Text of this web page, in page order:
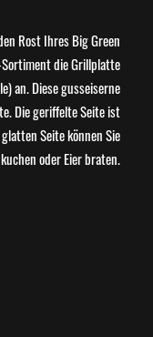
Rost Ihres Big Green
die Grillplatte
an. Diese gusseiserne
Die geriffelte Seite ist
Seite können Sie
oder Eier braten.